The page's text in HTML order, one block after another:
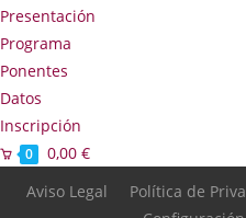
Presentación
Programa
Ponentes
Datos
Inscripción
0 0,00 €
Aviso Legal
Política de